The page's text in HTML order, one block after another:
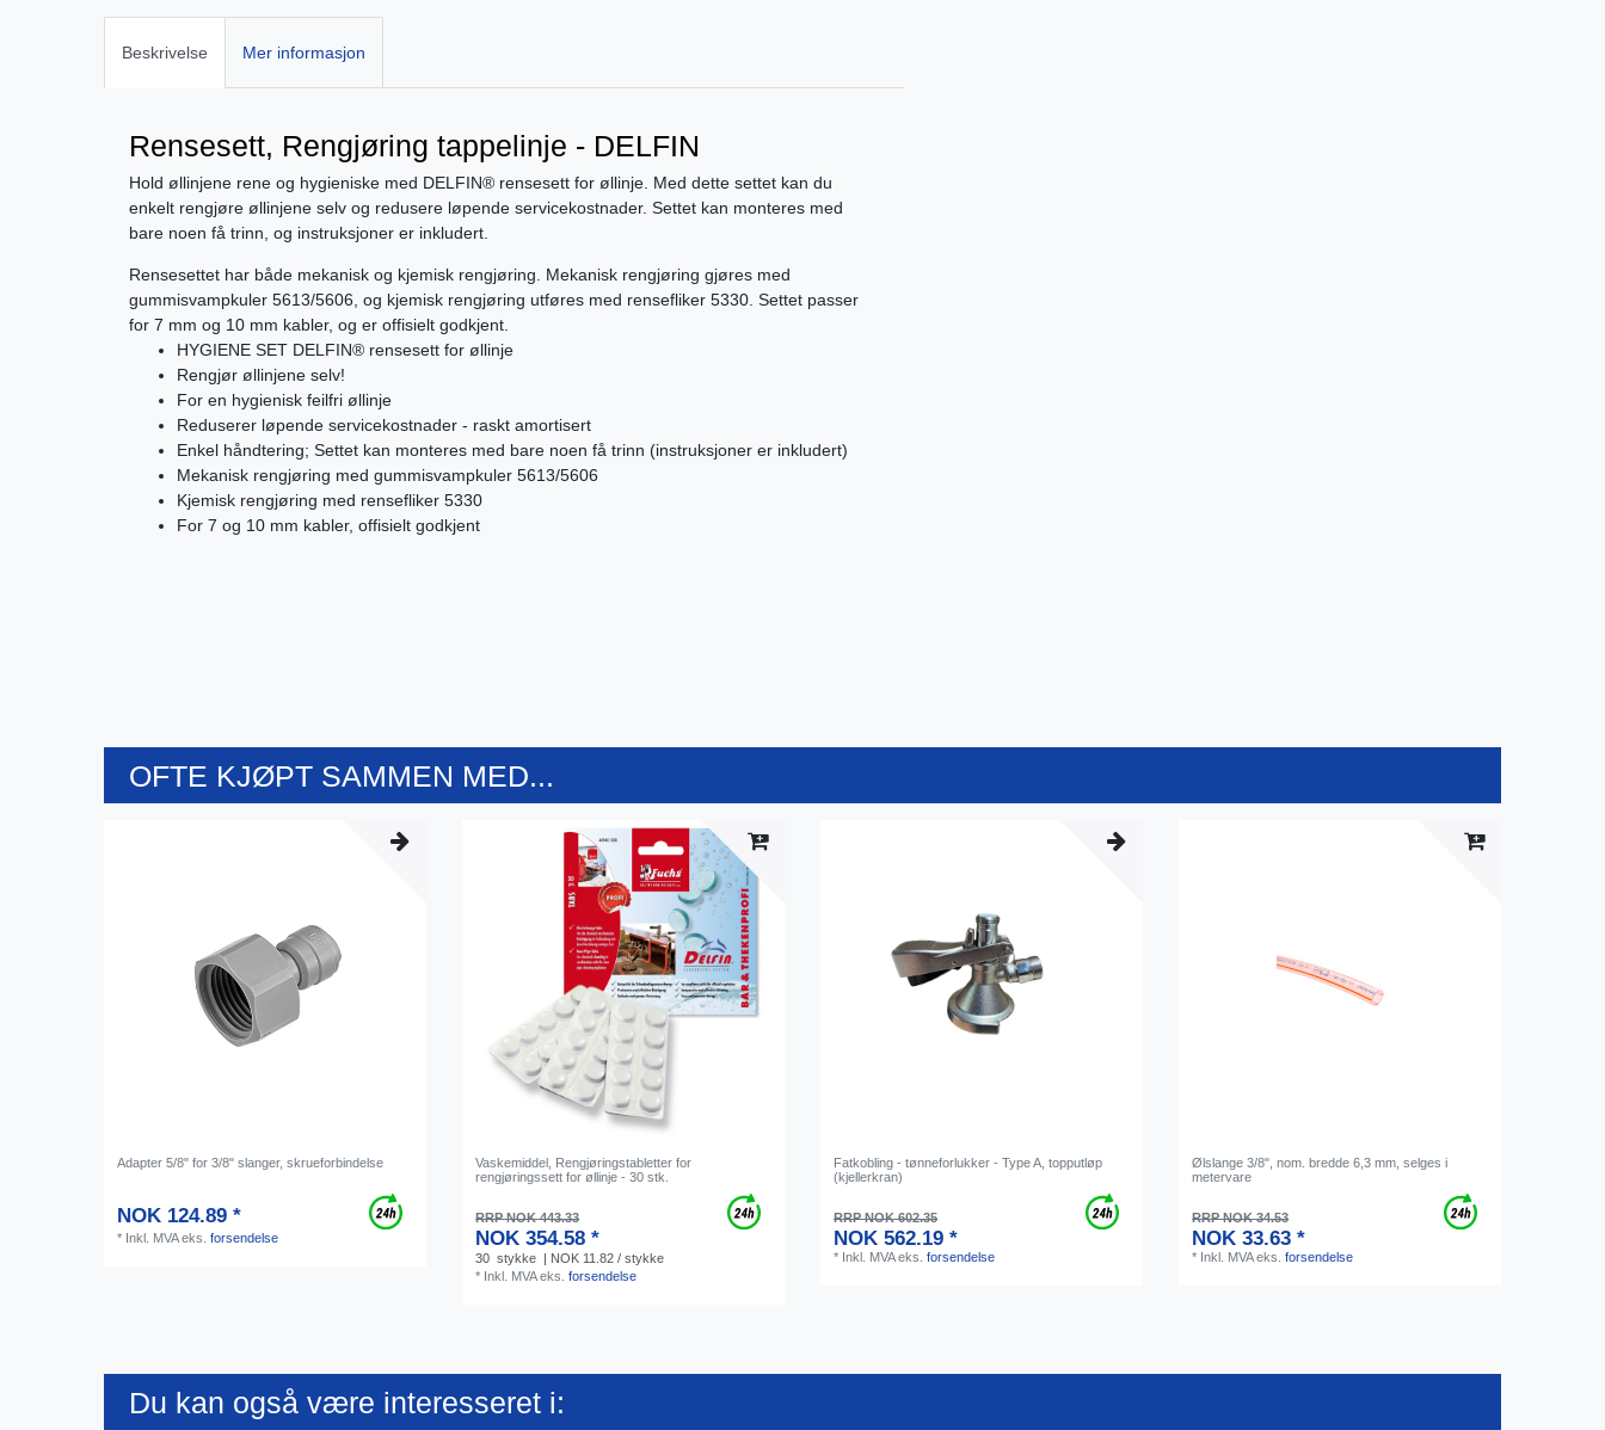
Beskrivelse Mer informasjon
Rensesett, Rengjøring tappelinje - DELFIN
Hold øllinjene rene og hygieniske med DELFIN® rensesett for øllinje. Med dette settet kan du
enkelt rengjøre øllinjene selv og redusere løpende servicekostnader. Settet kan monteres med
bare noen få trinn, og instruksjoner er inkludert.
Rensesettet har både mekanisk og kjemisk rengjøring. Mekanisk rengjøring gjøres med
gummisvampkuler 5613/5606, og kjemisk rengjøring utføres med rensefliker 5330. Settet passer
for 7 mm og 10 mm kabler, og er offisielt godkjent.
HYGIENE SET DELFIN® rensesett for øllinje
Rengjør øllinjene selv!
For en hygienisk feilfri øllinje
Reduserer løpende servicekostnader - raskt amortisert
Enkel håndtering; Settet kan monteres med bare noen få trinn (instruksjoner er inkludert)
Mekanisk rengjøring med gummisvampkuler 5613/5606
Kjemisk rengjøring med rensefliker 5330
For 7 og 10 mm kabler, offisielt godkjent
OFTE KJØPT SAMMEN MED...
Adapter 5/8" for 3/8" slanger, skrueforbindelse
NOK 124.89 *
* Inkl. MVAeks.forsendelse
Vaskemiddel, Rengjøringstabletter for
rengjøringssett for øllinje - 30 stk.
RRP NOK 443.33
NOK 354.58 *
30 stykke | NOK 11.82 / stykke
* Inkl. MVAeks.forsendelse
Fatkobling - tønneforlukker - Type A, topputløp
(kjellerkran)
RRP NOK 602.35
NOK 562.19 *
* Inkl. MVAeks.forsendelse
Ølslange 3/8", nom. bredde 6,3 mm, selges i
metervare
RRP NOK 34.53
NOK 33.63 *
* Inkl. MVAeks.forsendelse
Du kan også være interesseret i: